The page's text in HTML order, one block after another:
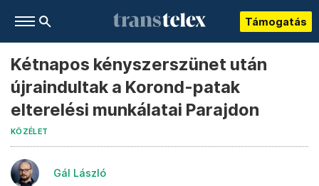
Támogatás
Kétnapos kényszerszünet után
újraindultak a Korond-patak
elterelési munkálatai Parajdon
KÖZÉLET
Gál László